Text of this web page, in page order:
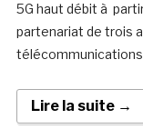
5G haut débit à
partenariat de trois
télécommunications
Lire la suite →